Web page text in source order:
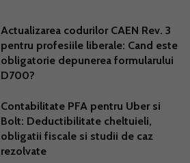
Actualizarea codurilor CAEN Rev. 3
pentru profesiile liberale: Cand este
obligatorie depunerea formularului
D700?
Contabilitate PFA pentru Uber si
Bolt: Deductibilitate cheltuieli,
obligatii fiscale si studii de caz
rezolvate